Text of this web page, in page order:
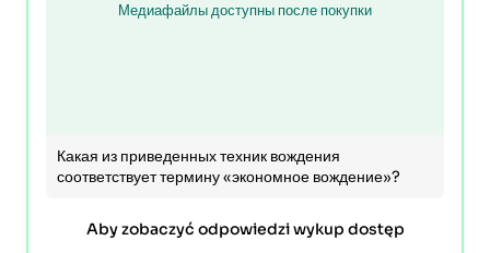
Медиафайлы доступны после покупки
Какая из приведенных техник вождения
соответствует термину «экономное вождение»?
Aby zobaczyć odpowiedzi wykup dostęp